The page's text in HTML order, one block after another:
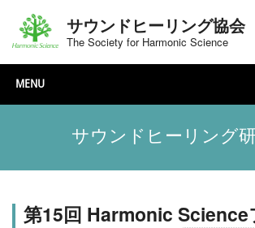
サウンドヒーリング協会
The Society for Harmonic Science
サウンドヒーリング
第15回 Harmonic Science